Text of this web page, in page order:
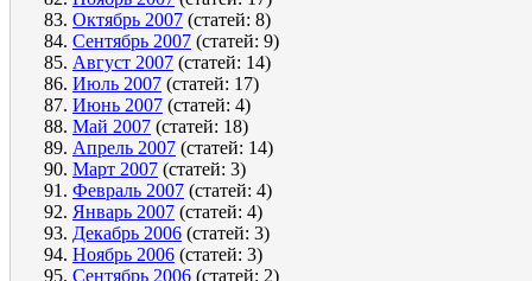
Октябрь 2007 (статей: 8)
Сентябрь 2007 (статей: 9)
Август 2007 (статей: 14)
Июль 2007 (статей: 17)
Июнь 2007 (статей: 4)
Май 2007 (статей: 18)
Апрель 2007 (статей: 14)
Март 2007 (статей: 3)
Февраль 2007 (статей: 4)
Январь 2007 (статей: 4)
Декабрь 2006 (статей: 3)
Ноябрь 2006 (статей: 3)
Сентябрь 2006 (статей: 2)